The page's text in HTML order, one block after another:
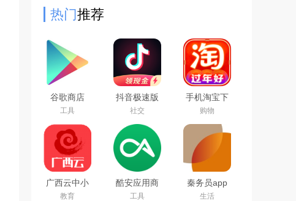
热门推荐
谷歌商店
google play
store最新版
本下载
工具
抖音极速版
免费下载
2026最新版
社交
手机淘宝下
载2026app
最新版
购物
广西云中小
学空中课堂
教育
酷安应用商
店app下载
工具
秦务员app
下载2026最
生活